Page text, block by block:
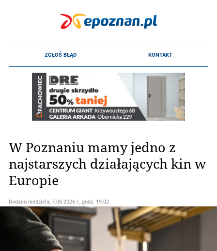
W Poznaniu mamy jedno z
najstarszych działających kin w
Europie
Dodano niedziela, 7.06.2026 r., godz. 19.02